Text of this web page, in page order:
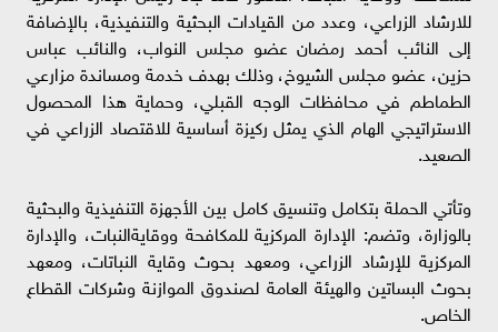
للارشاد الزراعي، وعدد من القيادات البحثية والتنفيذية، بالإضافة
إلى النائب أحمد رمضان عضو مجلس النواب، والنائب عباس
حزين، عضو مجلس الشيوخ، وذلك بهدف خدمة ومساندة مزارعي
الطماطم في محافظات الوجه القبلي، وحماية هذا المحصول
الاستراتيجي الهام الذي يمثل ركيزة أساسية للاقتصاد الزراعي في
الصعيد.
وتأتي الحملة بتكامل وتنسيق كامل بين الأجهزة التنفيذية والبحثية
بالوزارة، وتضم: الإدارة المركزية للمكافحة ووقايةالنبات، والإدارة
المركزية للإرشاد الزراعي، ومعهد بحوث وقاية النباتات، ومعهد
بحوث البساتين والهيئة العامة لصندوق الموازنة وشركات القطاع
الخاص.